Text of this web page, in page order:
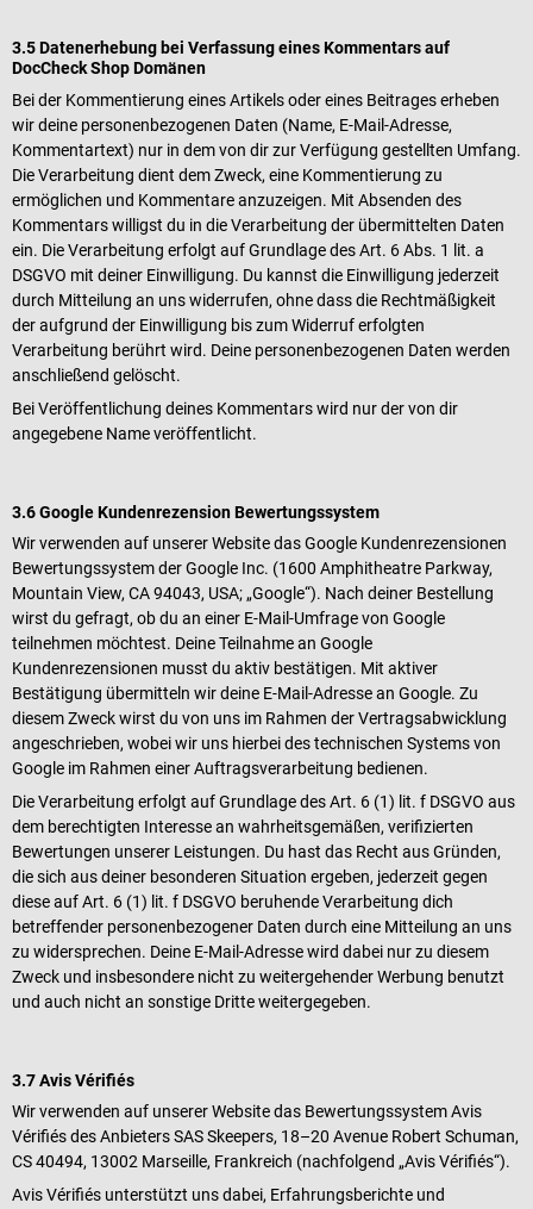
3.5 Datenerhebung bei Verfassung eines Kommentars auf
DocCheck Shop Domänen
Bei der Kommentierung eines Artikels oder eines Beitrages erheben
wir deine personenbezogenen Daten (Name, E-Mail-Adresse,
Kommentartext) nur in dem von dir zur Verfügung gestellten Umfang.
Die Verarbeitung dient dem Zweck, eine Kommentierung zu
ermöglichen und Kommentare anzuzeigen. Mit Absenden des
Kommentars willigst du in die Verarbeitung der übermittelten Daten
ein. Die Verarbeitung erfolgt auf Grundlage des Art. 6 Abs. 1 lit. a
DSGVO mit deiner Einwilligung. Du kannst die Einwilligung jederzeit
durch Mitteilung an uns widerrufen, ohne dass die Rechtmäßigkeit
der aufgrund der Einwilligung bis zum Widerruf erfolgten
Verarbeitung berührt wird. Deine personenbezogenen Daten werden
anschließend gelöscht.
Bei Veröffentlichung deines Kommentars wird nur der von dir
angegebene Name veröffentlicht.
3.6 Google Kundenrezension Bewertungssystem
Wir verwenden auf unserer Website das Google Kundenrezensionen
Bewertungssystem der Google Inc. (1600 Amphitheatre Parkway,
Mountain View, CA 94043, USA; „Google“). Nach deiner Bestellung
wirst du gefragt, ob du an einer E-Mail-Umfrage von Google
teilnehmen möchtest. Deine Teilnahme an Google
Kundenrezensionen musst du aktiv bestätigen. Mit aktiver
Bestätigung übermitteln wir deine E-Mail-Adresse an Google. Zu
diesem Zweck wirst du von uns im Rahmen der Vertragsabwicklung
angeschrieben, wobei wir uns hierbei des technischen Systems von
Google im Rahmen einer Auftragsverarbeitung bedienen.
Die Verarbeitung erfolgt auf Grundlage des Art. 6 (1) lit. f DSGVO aus
dem berechtigten Interesse an wahrheitsgemäßen, verifizierten
Bewertungen unserer Leistungen. Du hast das Recht aus Gründen,
die sich aus deiner besonderen Situation ergeben, jederzeit gegen
diese auf Art. 6 (1) lit. f DSGVO beruhende Verarbeitung dich
betreffender personenbezogener Daten durch eine Mitteilung an uns
zu widersprechen. Deine E-Mail-Adresse wird dabei nur zu diesem
Zweck und insbesondere nicht zu weitergehender Werbung benutzt
und auch nicht an sonstige Dritte weitergegeben.
3.7 Avis Vérifiés
Wir verwenden auf unserer Website das Bewertungssystem Avis
Vérifiés des Anbieters SAS Skeepers, 18–20 Avenue Robert Schuman,
CS 40494, 13002 Marseille, Frankreich (nachfolgend „Avis Vérifiés“).
Avis Vérifiés unterstützt uns dabei, Erfahrungsberichte und